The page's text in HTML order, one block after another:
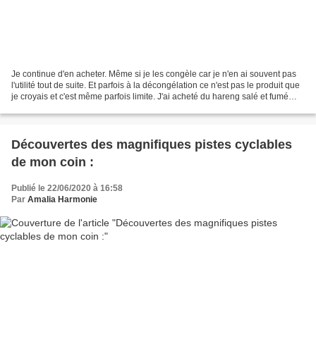
Je continue d'en acheter. Même si je les congèle car je n'en ai souvent pas
l'utilité tout de suite. Et parfois à la décongélation ce n'est pas le produit que
je croyais et c'est même parfois limite. J'ai acheté du hareng salé et fumé
Découvertes des magnifiques pistes cyclables
de mon coin :
Publié le 22/06/2020 à 16:58
Par Amalia Harmonie